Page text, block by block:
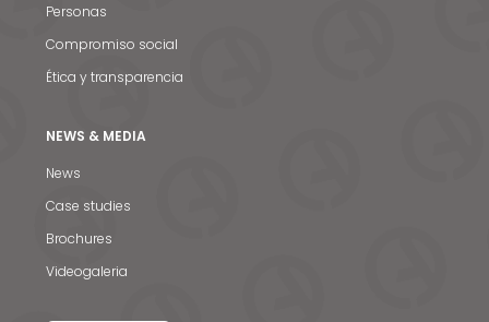
Noticias y medios
Contacto
Personas
Compromiso social
Ética y transparencia
NEWS & MEDIA
News
Case studies
Brochures
Videogaleria